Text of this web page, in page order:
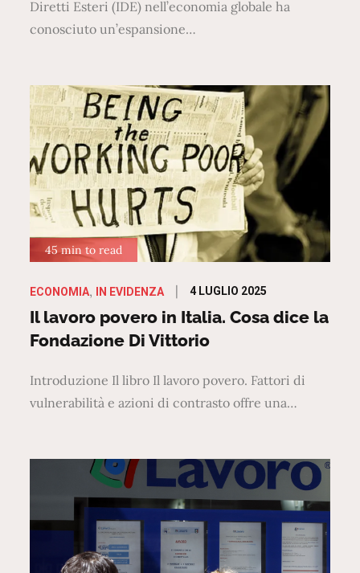
Diretti Esteri (IDE) nell’economia globale ha
conosciuto un’espansione…
45 min to read
ECONOMIA IN EVIDENZA
Posted
on
4 LUGLIO 2025
Il lavoro povero in Italia. Cosa dice la
Fondazione Di Vittorio
Introduzione Il libro Il lavoro povero. Fattori di
vulnerabilità e azioni di contrasto offre una…